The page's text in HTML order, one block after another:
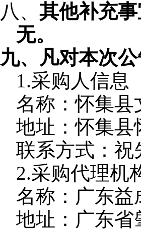
八、 其他补充
无。
九、凡对本次
1.采购人信息
名称：怀集
地址：怀集县
联系方式： 祝
2.采购代理机
名称：广东
地址：广东省